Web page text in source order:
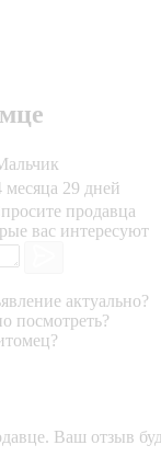
месяца 29 дней
продавца
вас интересуют
актуально?
посмотреть?
Ваш отзыв